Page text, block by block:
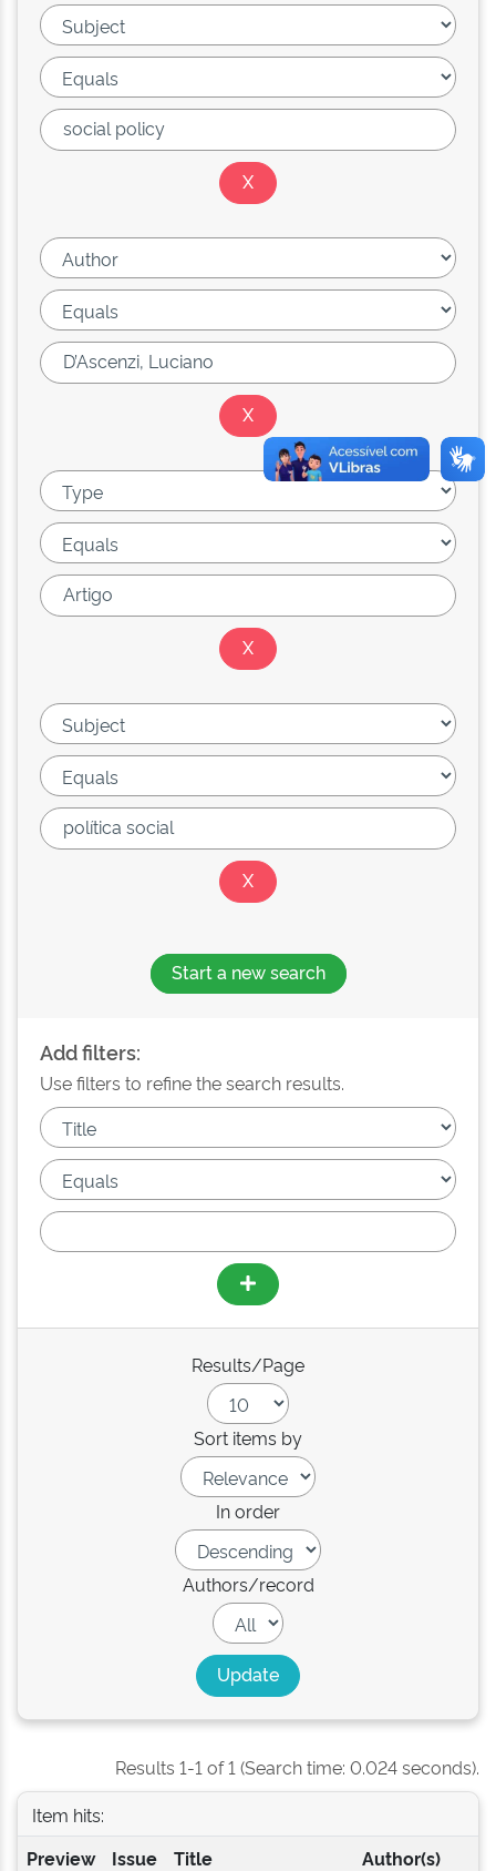
Start a new search
Add filters:
Use filters to refine the search results.
Results/Page
Sort items by
In order
Authors/record
Results 1-1 of 1 (Search time: 0.024 seconds).
Item hits:
Preview
Issue
Title Author(s)